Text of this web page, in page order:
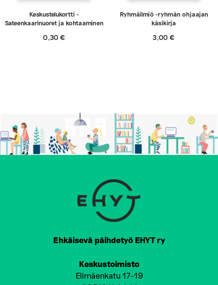
Keskustelukortti -
Sateenkaarinuoret ja kohtaaminen
0,30€
Ryhmäilmiö -ryhmän ohjaajan
käsikirja
3,00€
Ehkäisevä päihdetyö EHYT ry
Keskustoimisto
Elimäenkatu 17-19